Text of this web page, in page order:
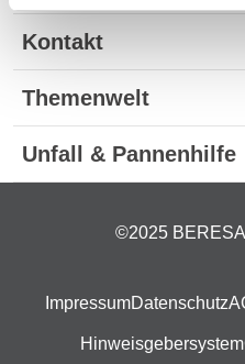
Kontakt
Themenwelt
Unfall & Pannenhilfe
©2025
ImpressumDatenschutz
Hinweisgebersystem